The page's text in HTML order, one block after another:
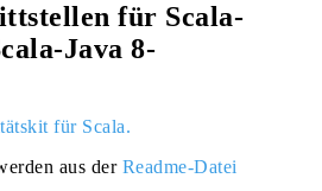
für Scala-
Java 8-
für Scala.
aus der Readme-Datei